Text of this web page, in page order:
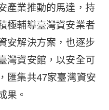
產業推動的馬達，持
極輔導臺灣資安業者
安解決方案，也逐步
灣資安館，以安全可
匯集共47家臺灣資安
果。